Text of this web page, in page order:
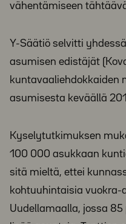
vähentämiseen
Y-Säätiö selvitti
asumisen edistäjät
kuntavaaliehdokkaiden
asumisesta keväällä
Kyselytutkimuksen
100 000 asukkaan
sitä mieltä, ettei
kohtuuhintaisia vuokra-
Uudellamaalla, jossa